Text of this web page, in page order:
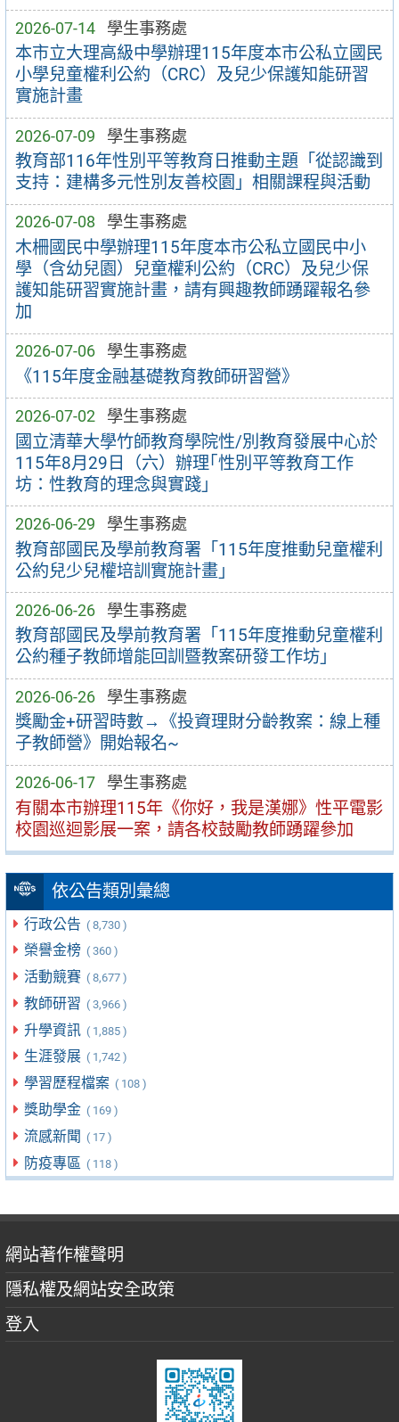
2026-07-14 學生事務處
本市立大理高級中學辦理115年度本市公私立國民
小學兒童權利公約（CRC）及兒少保護知能研習
實施計畫
2026-07-09 學生事務處
教育部116年性別平等教育日推動主題「從認識到
支持：建構多元性別友善校園」相關課程與活動
2026-07-08 學生事務處
木柵國民中學辦理115年度本市公私立國民中小
學（含幼兒園）兒童權利公約（CRC）及兒少保
護知能研習實施計畫，請有興趣教師踴躍報名參
加
2026-07-06 學生事務處
《115年度金融基礎教育教師研習營》
2026-07-02 學生事務處
國立清華大學竹師教育學院性/別教育發展中心於
115年8月29日（六）辦理｢性別平等教育工作
坊：性教育的理念與實踐｣
2026-06-29 學生事務處
教育部國民及學前教育署「115年度推動兒童權利
公約兒少兒權培訓實施計畫」
2026-06-26 學生事務處
教育部國民及學前教育署「115年度推動兒童權利
公約種子教師增能回訓暨教案研發工作坊」
2026-06-26 學生事務處
獎勵金+研習時數→《投資理財分齡教案：線上種
子教師營》開始報名~
2026-06-17 學生事務處
有關本市辦理115年《你好，我是漢娜》性平電影
校園巡迴影展一案，請各校鼓勵教師踴躍參加
依公告類別彙總
行政公告 ( 8,730 )
榮譽金榜 ( 360 )
活動競賽 ( 8,677 )
教師研習 ( 3,966 )
升學資訊 ( 1,885 )
生涯發展 ( 1,742 )
學習歷程檔案 ( 108 )
獎助學金 ( 169 )
流感新聞 ( 17 )
防疫專區 ( 118 )
網站著作權聲明
隱私權及網站安全政策
登入